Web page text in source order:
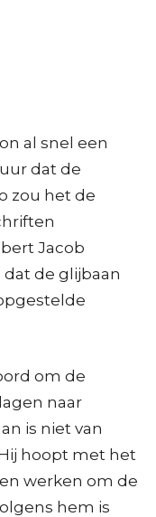
al snel een
dat de
zou het de
Jacob
de glijbaan
om de
naar
is niet van
hoopt met het
werken om de
hem is